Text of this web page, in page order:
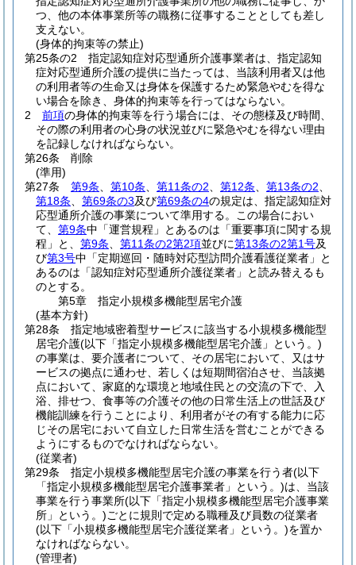
つ、他の本体事業所等の職務に従事することとしても差し
支えない。
(身体的拘束等の禁止)
第25条の2
指定認知症対応型通所介護事業者は、指定認知
症対応型通所介護の提供に当たっては、当該利用者又は他
の利用者等の生命又は身体を保護するため緊急やむを得な
い場合を除き、身体的拘束等を行ってはならない。
2
前項の身体的拘束等を行う場合には、その態様及び時間、
その際の利用者の心身の状況並びに緊急やむを得ない理由
を記録しなければならない。
第26条
削除
(準用)
第27条
第9条 第10条 第11条の2 第12条 第13条の2
第18条
第69条の3及び第69条の4の規定は、指定認知症対
応型通所介護の事業について準用する。
この場合におい
て、 第9条中「運営規程」とあるのは「重要事項に関する規
程」と、 第9条 第11条の2第2項並びに第13条の2第1号及
び第3号中「定期巡回・随時対応型訪問介護看護従業者」と
あるのは「認知症対応型通所介護従業者」と読み替えるも
のとする。
第5章
指定小規模多機能型居宅介護
(基本方針)
第28条
指定地域密着型サービスに該当する小規模多機能型
居宅介護(以下「指定小規模多機能型居宅介護」という。)
の事業は、要介護者について、その居宅において、又はサ
ービスの拠点に通わせ、若しくは短期間宿泊させ、当該拠
点において、家庭的な環境と地域住民との交流の下で、入
浴、排せつ、食事等の介護その他の日常生活上の世話及び
機能訓練を行うことにより、利用者がその有する能力に応
じその居宅において自立した日常生活を営むことができる
ようにするものでなければならない。
(従業者)
第29条
指定小規模多機能型居宅介護の事業を行う者(以下
「指定小規模多機能型居宅介護事業者」という。)は、当該
事業を行う事業所(以下「指定小規模多機能型居宅介護事業
所」という。)ごとに規則で定める職種及び員数の従業者
(以下「小規模多機能型居宅介護従業者」という。)を置か
なければならない。
(管理者)